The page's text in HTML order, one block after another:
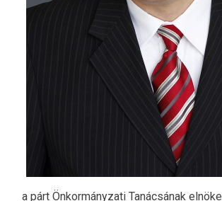
a párt Önkormányzati Tanácsának elnöke